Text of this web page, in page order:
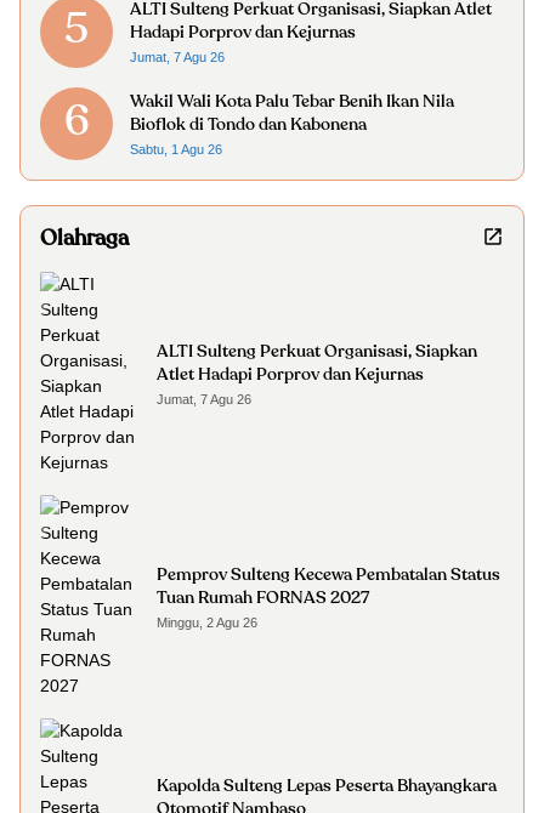
5
ALTI Sulteng Perkuat Organisasi, Siapkan Atlet
Hadapi Porprov dan Kejurnas
Jumat, 7 Agu 26
6
Wakil Wali Kota Palu Tebar Benih Ikan Nila
Bioflok di Tondo dan Kabonena
Sabtu, 1 Agu 26
Olahraga
ALTI Sulteng Perkuat Organisasi, Siapkan
Atlet Hadapi Porprov dan Kejurnas
Jumat, 7 Agu 26
Pemprov Sulteng Kecewa Pembatalan Status
Tuan Rumah FORNAS 2027
Minggu, 2 Agu 26
Kapolda Sulteng Lepas Peserta Bhayangkara
Otomotif Nambaso